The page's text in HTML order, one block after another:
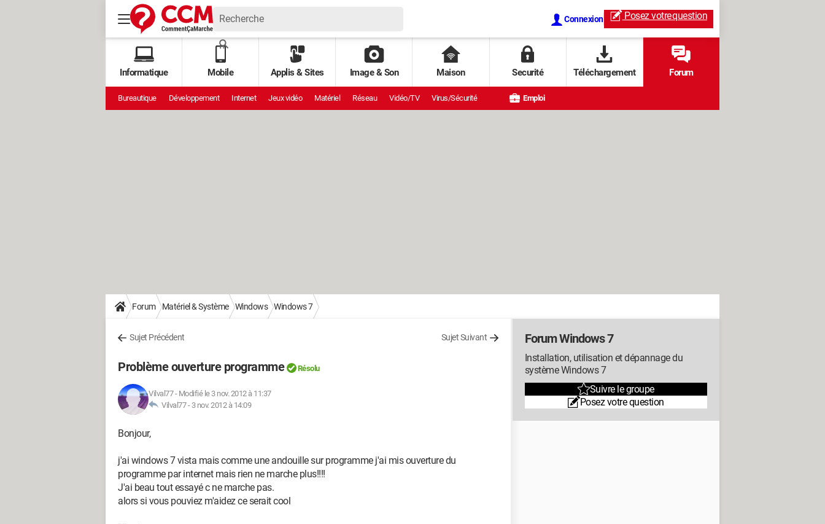
Connexion Posez votrequestion
Informatique Mobile Applis & Sites Image & Son Maison Securité Téléchargement Forum
Bureautique Développement Internet Jeux vidéo Matériel Réseau Vidéo/TV Virus/Sécurité Emploi
Forum Matériel & Système Windows Windows 7
Sujet Précédent Sujet Suivant
Problème ouverture programme Résolu
Vilval77- Modifié le 3 nov. 2012 à 11:37
Vilval77 - 3 nov. 2012 à 14:09
Bonjour,
j'ai windows 7 vista mais comme une andouille sur programme j'ai mis ouverture du
programme par internet mais rien ne marche plus!!!!
J'ai beau tout essayé c ne marche pas.
alors si vous pouviez m'aidez ce serait cool
Forum Windows 7
Installation, utilisation et dépannage du
système Windows 7
Suivre le groupe
Posez votre question